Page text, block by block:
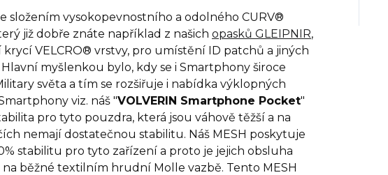
složením vysokopevnostního a odolného CURV®
již dobře znáte například z našich opasků GLEIPNIR,
krycí VELCRO® vrstvy, pro umístění ID patchů a jiných
myšlenkou bylo, kdy se i Smartphony široce
světa a tím se rozšiřuje i nabídka výklopných
viz. náš "VOLVERIN Smartphone Pocket"
pro tyto pouzdra, která jsou váhově těžší a na
nemají dostatečnou stabilitu. Náš MESH poskytuje
stabilitu pro tyto zařízení a proto je jejich obsluha
na běžné textilním hrudní Molle vazbě. Tento MESH